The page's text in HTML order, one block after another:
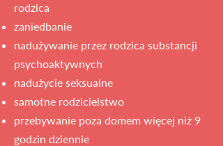
rodzica
zaniedbanie
nadużywanie przez rodzica substancji
psychoaktywnych
nadużycie seksualne
samotne rodzicielstwo
przebywanie poza domem więcej niż 9
godzin dziennie